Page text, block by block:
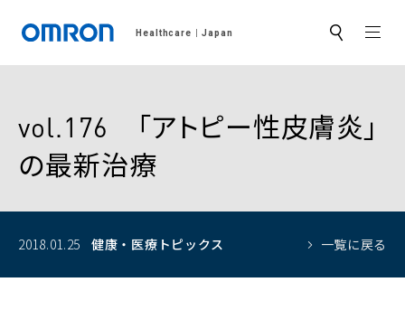
Healthcare Japan サ
ト
索
vol.176 「アトピー性皮膚炎」
の最新治療
2018.01.25 健康・医療トピックス 一覧に戻る